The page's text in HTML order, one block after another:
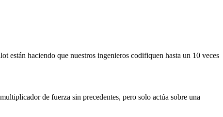
están haciendo que nuestros ingenieros codifiquen hasta un 10 veces
de fuerza sin precedentes, pero solo actúa sobre una